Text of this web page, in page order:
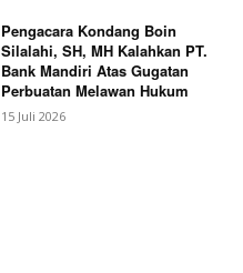
Pengacara Kondang Boin
Silalahi, SH, MH Kalahkan PT.
Bank Mandiri Atas Gugatan
Perbuatan Melawan Hukum
15 Juli 2026